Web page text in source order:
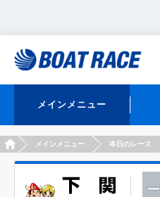
メインメニュー
HOMEメインメニュー 本日のレース